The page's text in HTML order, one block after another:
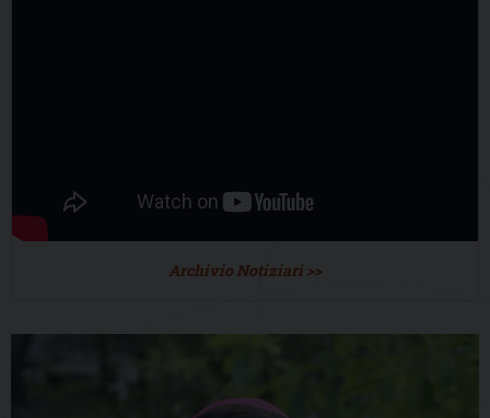
Archivio Notiziari >>